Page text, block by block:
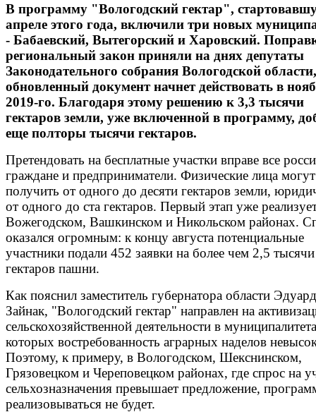
В программу "Вологодский гектар",
апреле этого года, включили три новых
- Бабаевский, Вытегорский и Харовский.
региональный закон приняли на днях депутаты
Законодательного собрания Вологодской области,
обновленный документ начнет действовать в
2019-го. Благодаря этому решению к 3,3 тысячи
гектаров земли, уже включенной в программу,
еще полторы тысячи гектаров.
Претендовать на бесплатные участки вправе все
граждане и предприниматели. Физические лица могут
получить от одного до десяти гектаров земли,
от одного до ста гектаров. Первый этап уже
Вожегодском, Вашкинском и Никольском районах.
оказался огромным: к концу августа потенциальные
участники подали 452 заявки на более чем 2,5 тысячи
гектаров пашни.
Как пояснил заместитель губернатора области Эдуард
Зайнак, "Вологодский гектар" направлен на
сельскохозяйственной деятельности в
которых востребованность аграрных наделов
Поэтому, к примеру, в Вологодском, Шекснинском,
Грязовецком и Череповецком районах, где спрос на
сельхозназначения превышает предложение,
реализовываться не будет.